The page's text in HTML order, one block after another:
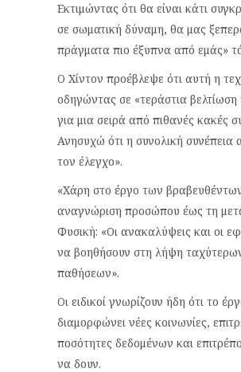
Εκτιμώντας ότι θα είναι κάτι
σε σωματική δύναμη, θα μας
πράγματα πιο έξυπνα από εμάς»
Ο Χίντον προέβλεψε ότι αυτή η
οδηγώντας σε «τεράστια
για μια σειρά από πιθανές κακές
Ανησυχώ ότι η συνολική
τον έλεγχο».
«Χάρη στο έργο των
αναγνώριση προσώπου έως τη
Φυσική: «Οι ανακαλύψεις και οι
να βοηθήσουν στη λήψη
παθήσεων».
Οι ειδικοί γνωρίζουν ήδη ότι το
διαμορφώνει νέες κοινωνίες,
ποσότητες δεδομένων και
να δουν.